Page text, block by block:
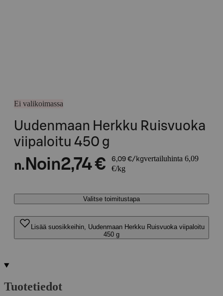
Ei valikoimassa
Uudenmaan Herkku Ruisvuoka
viipaloitu 450 g
n. Noin2,74 € 6,09 €/kgvertailuhinta 6,09
€/kg
Valitse toimitustapa
Lisää suosikkeihin, Uudenmaan Herkku Ruisvuoka viipaloitu
450 g
Tuotetiedot